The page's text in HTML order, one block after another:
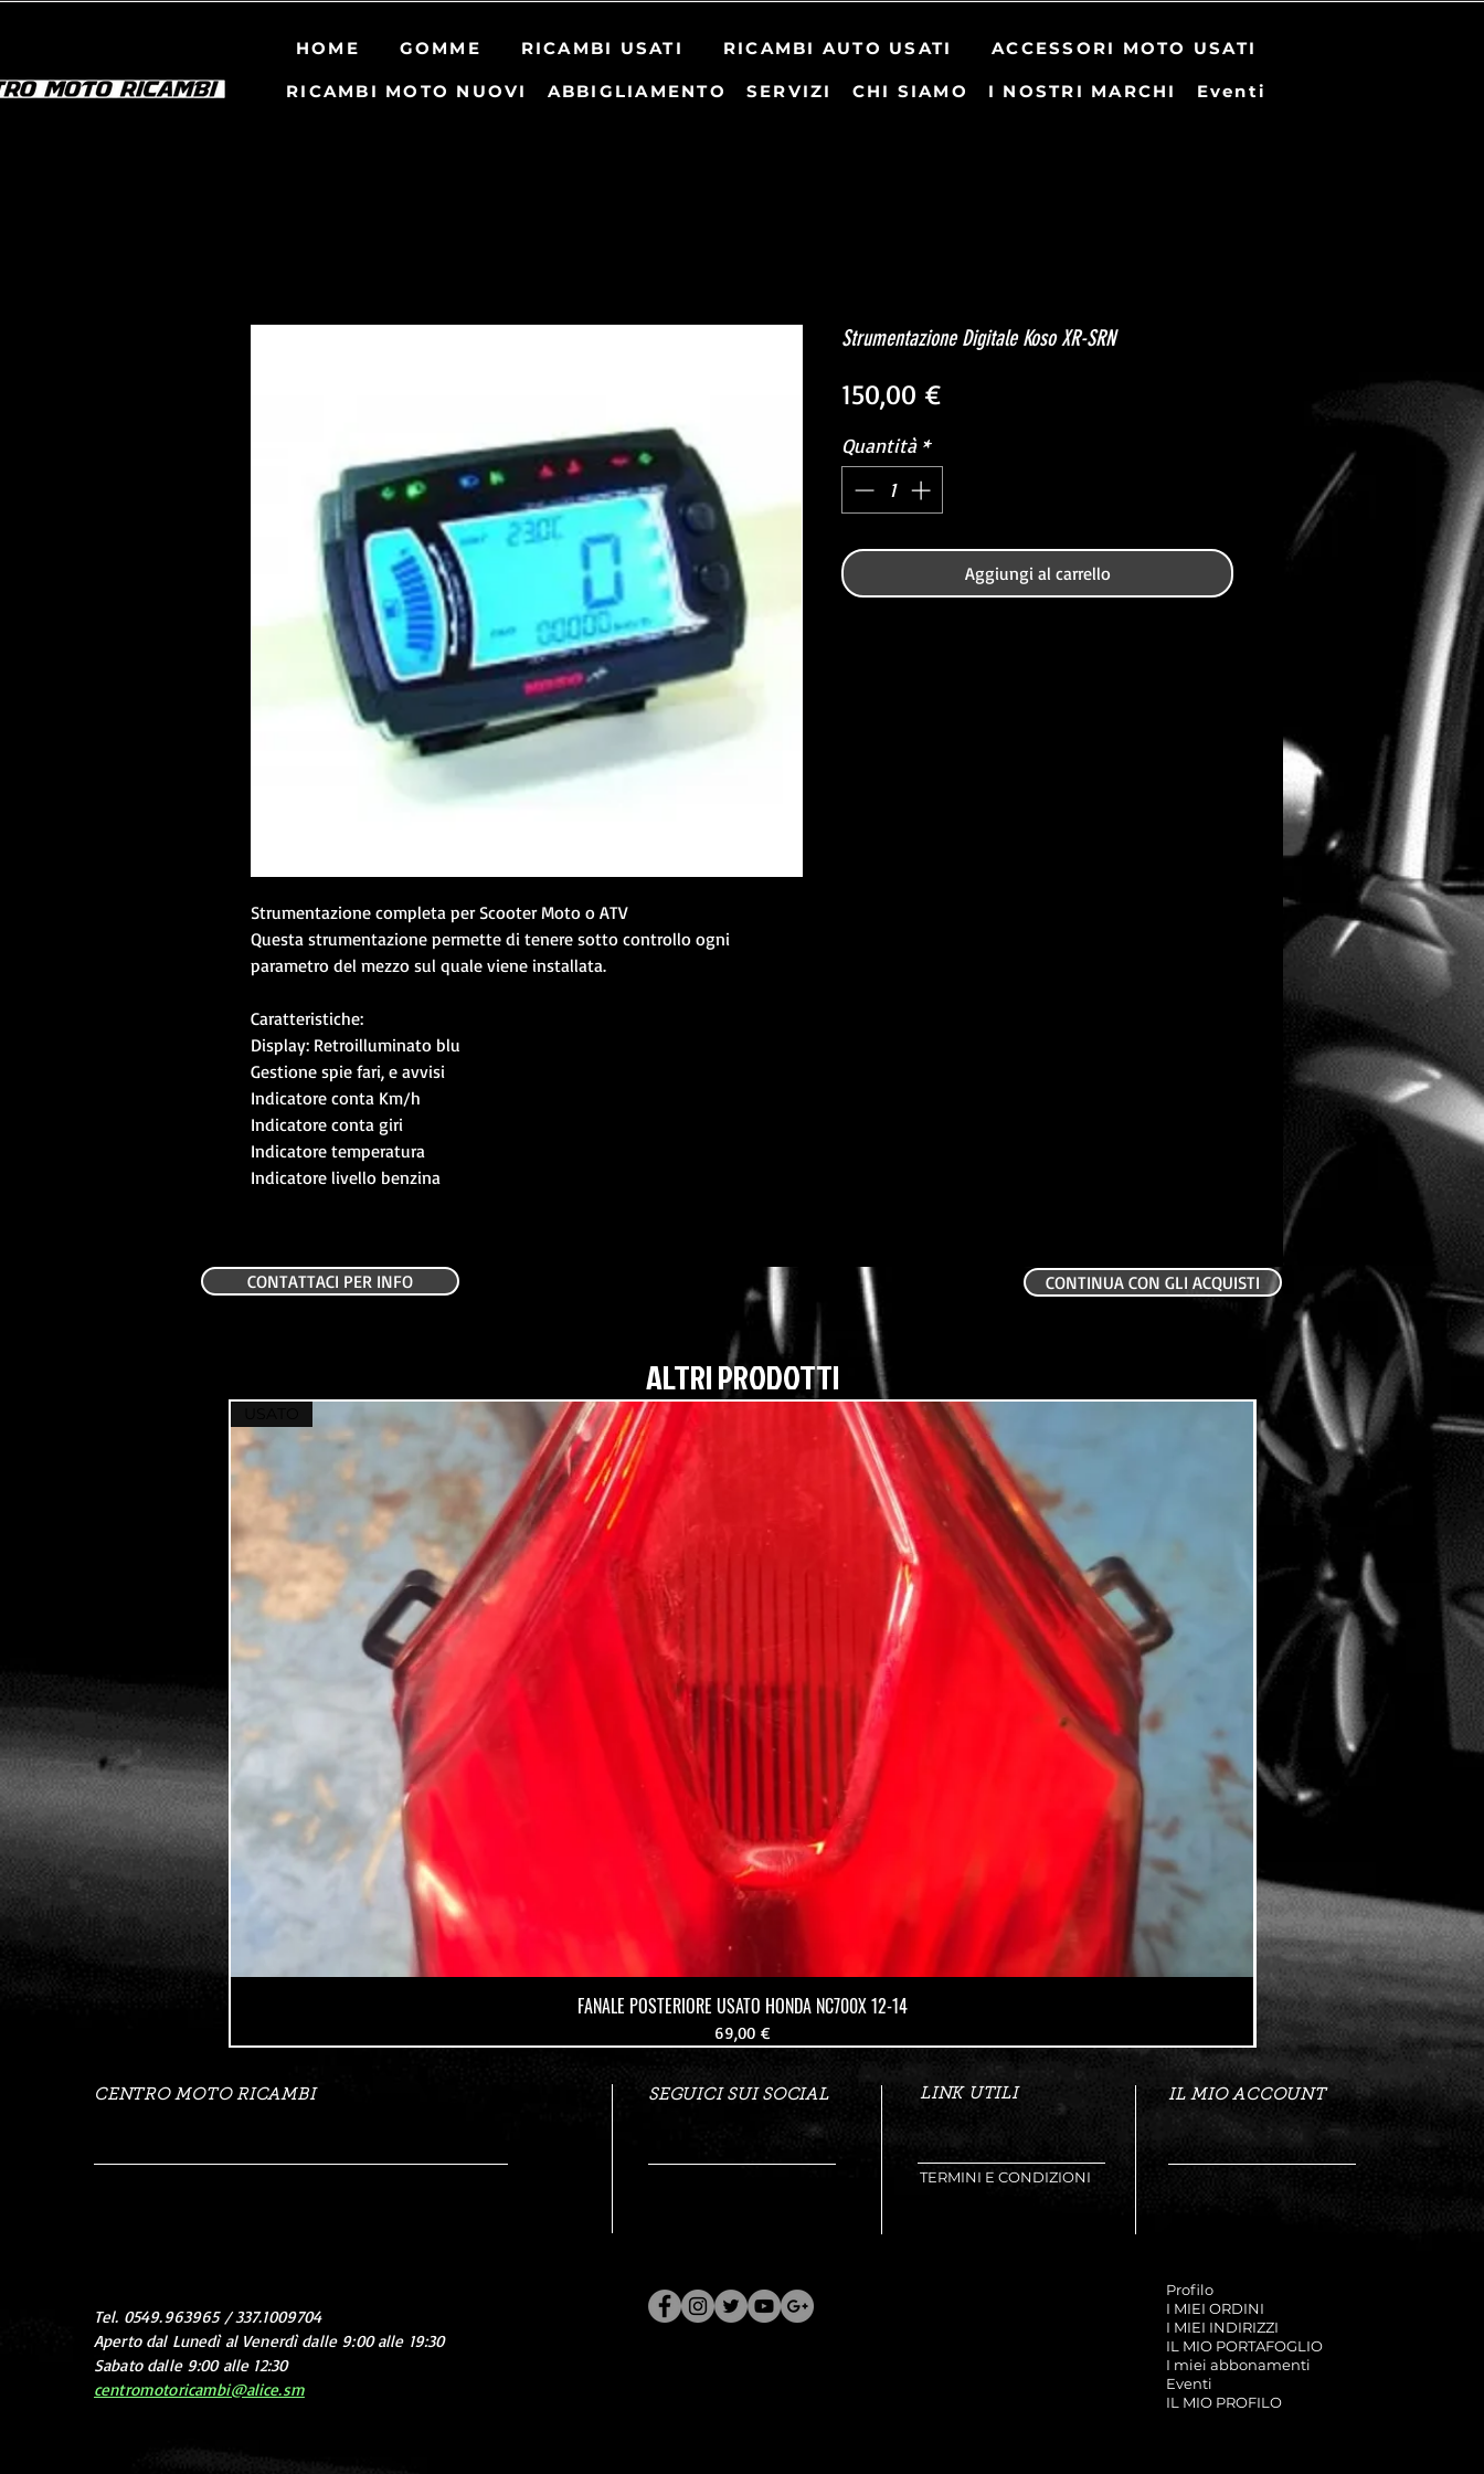
HOME GOMME RICAMBI USATI RICAMBI AUTO USATI ACCESSORI MOTO USATI
RICAMBI MOTO NUOVI ABBIGLIAMENTO SERVIZI CHI SIAMO I NOSTRI MARCHI Eventi
Strumentazione completa per Scooter Moto o ATV
Questa strumentazione permette di tenere sotto controllo ogni
parametro del mezzo sul quale viene installata.
Caratteristiche:
Display: Retroilluminato blu
Gestione spie fari, e avvisi
Indicatore conta Km/h
Indicatore conta giri
Indicatore temperatura
Indicatore livello benzina
Strumentazione Digitale Koso XR-SRN
150,00 €Prezzo
Quantità *
Aggiungi al carrello
CONTATTACI PER INFO CONTINUA CON GLI ACQUISTI
FANALE POSTERIORE USATO HONDA NC700X 12-14
Prezzo
69,00 €
USATO
ALTRI PRODOTTI
CENTRO MOTO RICAMBI SEGUICI SUI SOCIAL LINK UTILI
TERMINI E CONDIZIONI
IL MIO ACCOUNT
Tel. 0549.963965 / 337.1009704
Aperto dal Lunedì al Venerdì dalle 9:00 alle 19:30
Sabato dalle 9:00 alle 12:30
centromotoricambi@alice.sm
Profilo
I MIEI ORDINI
I MIEI INDIRIZZI
IL MIO PORTAFOGLIO
I miei abbonamenti
Eventi
IL MIO PROFILO